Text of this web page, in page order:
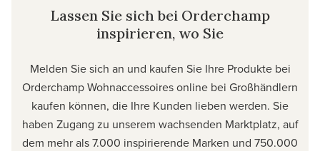
Lassen Sie sich bei Orderchamp
inspirieren, wo Sie
Melden Sie sich an und kaufen Sie Ihre Produkte bei
Orderchamp Wohnaccessoires online bei Großhändlern
kaufen können, die Ihre Kunden lieben werden. Sie
haben Zugang zu unserem wachsenden Marktplatz, auf
dem mehr als 7.000 inspirierende Marken und 750.000